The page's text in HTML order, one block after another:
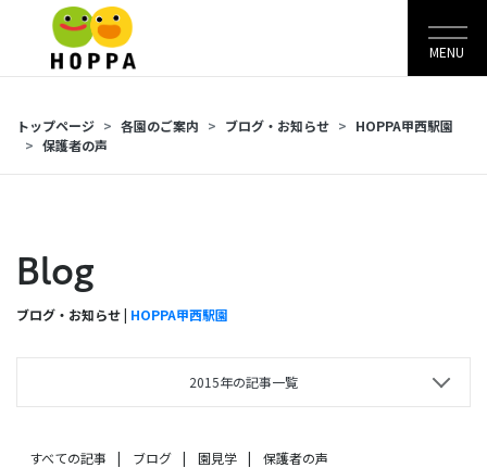
MENU
トップページ 各園のご案内 ブログ・お知らせ
HOPPA甲西駅園
保護者の声
Blog
ブログ・お知らせ | HOPPA甲西駅園
2015年の記事一覧
すべての記事 ブログ 園見学 保護者の声